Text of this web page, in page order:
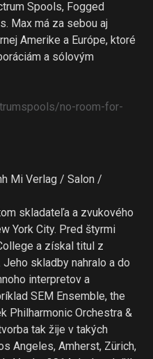
Spools, Fogged
Max má za sebou aj
Amerike a Európe, ktoré
a sólovým
no-room-for-
Mi Verlag / Salon /
skladateľa a zvukového
York City. Pred štyrmi
a získal titul z
skladby nahralo a do
interpretov a
SEM Ensemble, the
Philharmonic Orchestra &
tak žije v takých
Angeles, Amherst, Zürich,